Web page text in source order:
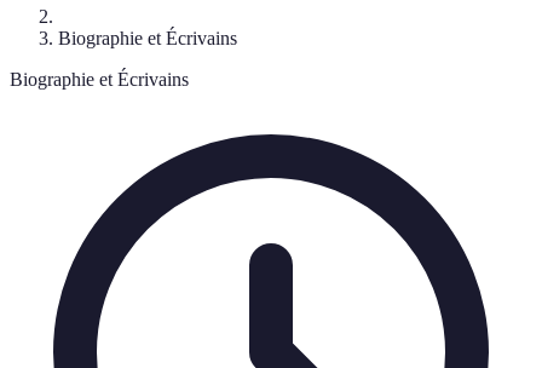
Biographie et Écrivains
Biographie et Écrivains